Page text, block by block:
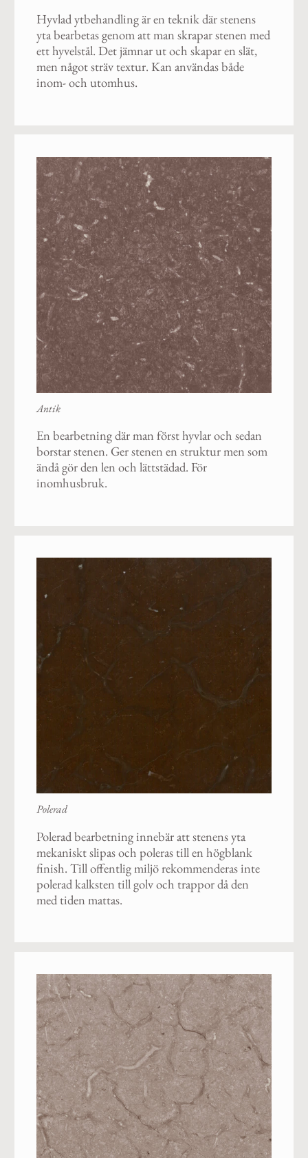
Hyvlad ytbehandling är en teknik där stenens
yta bearbetas genom att man skrapar stenen med
ett hyvelstål. Det jämnar ut och skapar en slät,
men något sträv textur. Kan användas både
inom- och utomhus.
Antik
En bearbetning där man först hyvlar och sedan
borstar stenen. Ger stenen en struktur men som
ändå gör den len och lättstädad. För
inomhusbruk.
Polerad
Polerad bearbetning innebär att stenens yta
mekaniskt slipas och poleras till en högblank
finish. Till offentlig miljö rekommenderas inte
polerad kalksten till golv och trappor då den
med tiden mattas.